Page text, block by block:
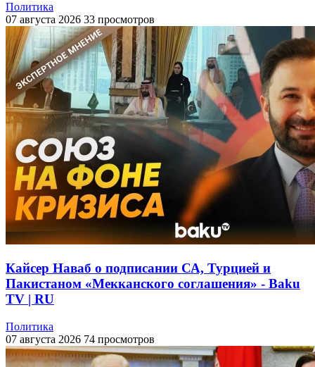
Политика
07 августа 2026 33 просмотров
Кайсер Наваб о подписании СА, Турцией и
Пакистаном «Мекканского соглашения» - Baku
TV | RU
Политика
07 августа 2026 74 просмотров